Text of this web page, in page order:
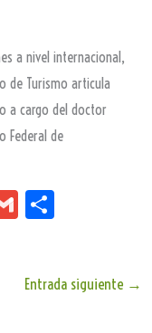
a nivel internacional,
de Turismo articula
a cargo del doctor
Federal de
G
Entrada siguiente →